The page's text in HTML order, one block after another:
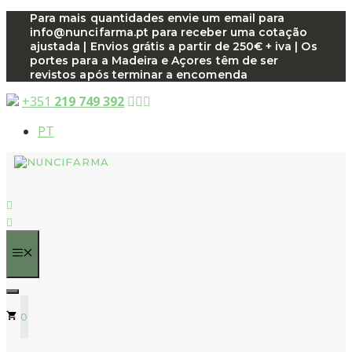
Saltar
para
conteúdo
Para mais quantidades envie um email para
info@nuncifarma.pt para receber uma cotação
ajustada | Envios grátis a partir de 250€ + iva | Os
portes para a Madeira e Açores têm de ser
revistos após terminar a encomenda
+351 219 749 392
PT
0